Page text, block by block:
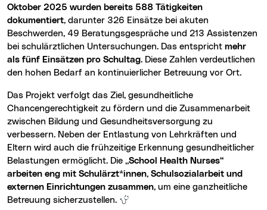
Oktober 2025 wurden bereits 588 Tätigkeiten
dokumentiert, darunter 326 Einsätze bei akuten
Beschwerden, 49 Beratungsgespräche und 213 Assistenzen
bei schulärztlichen Untersuchungen. Das entspricht mehr
als fünf Einsätzen pro Schultag. Diese Zahlen verdeutlichen
den hohen Bedarf an kontinuierlicher Betreuung vor Ort.
Das Projekt verfolgt das Ziel, gesundheitliche
Chancengerechtigkeit zu fördern und die Zusammenarbeit
zwischen Bildung und Gesundheitsversorgung zu
verbessern. Neben der Entlastung von Lehrkräften und
Eltern wird auch die frühzeitige Erkennung gesundheitlicher
Belastungen ermöglicht. Die „School Health Nurses“
arbeiten eng mit Schulärzt*innen, Schulsozialarbeit und
externen Einrichtungen zusammen, um eine ganzheitliche
Betreuung sicherzustellen.